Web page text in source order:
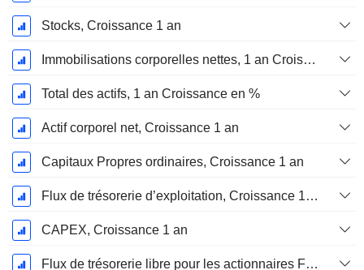
Stocks, Croissance 1 an
Immobilisations corporelles nettes, 1 an Croissance
Total des actifs, 1 an Croissance en %
Actif corporel net, Croissance 1 an
Capitaux Propres ordinaires, Croissance 1 an
Flux de trésorerie d’exploitation, Croissance 1 an
CAPEX, Croissance 1 an
Flux de trésorerie libre pour les actionnaires FCFE, Croissance 1 an